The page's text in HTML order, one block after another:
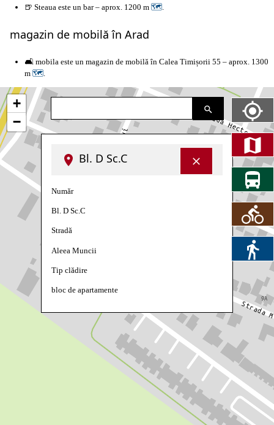
🍺 Steaua este un bar – aprox. 1200 m 🗺.
magazin de mobilă în Arad
🛋️ mobila este un magazin de mobilă în Calea Timișorii 55 – aprox. 1300
m 🗺
Bl. D Sc.C
Număr
Bl. D Sc.C
Stradă
Aleea Muncii
Tip clădire
bloc de apartamente
+
−